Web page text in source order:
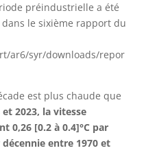
préindustrielle a été
dans le sixième rapport du
ar6/syr/downloads/repor
est plus chaude que
et 2023, la vitesse
0,26 [0.2 à 0.4]°C par
entre 1970 et